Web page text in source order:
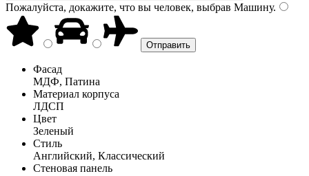
Пожалуйста, докажите, что вы человек, выбрав Машину.
Фасад
МДФ, Патина
Материал корпуса
ЛДСП
Цвет
Зеленый
Стиль
Английский, Классический
Стеновая панель